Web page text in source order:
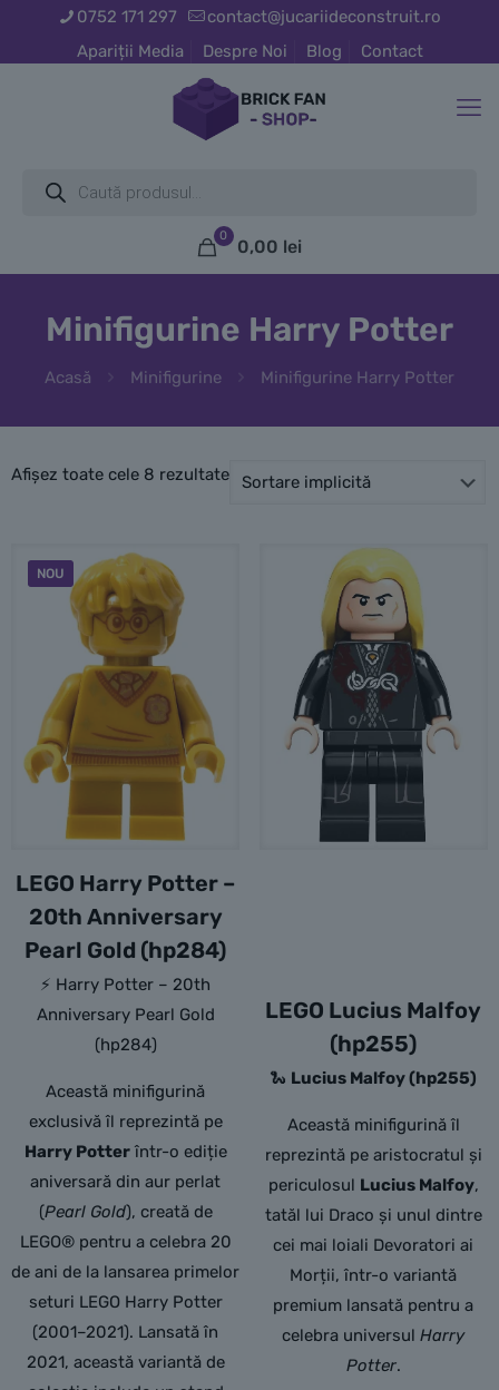
0752 171 297
contact@jucariideconstruit.ro
Apariții Media
Despre Noi Blog Contact
search
0
0,00 lei
Minifigurine Harry Potter
Acasă Minifigurine Minifigurine Harry Potter
Afișez toate cele 8 rezultate
NOU
LEGO Harry Potter –
20th Anniversary
Pearl Gold (hp284)
⚡ Harry Potter – 20th
Anniversary Pearl Gold
(hp284)
Această minifigurină
exclusivă îl reprezintă pe
Harry Potterîntr-o ediție
aniversară din aur perlat
(Pearl Gold), creată de
LEGO® pentru a celebra 20
de ani de la lansarea primelor
seturi LEGO Harry Potter
(2001–2021). Lansată în
2021, această variantă de
LEGO Lucius Malfoy
(hp255)
🐍 Lucius Malfoy (hp255)
Această minifigurină îl
reprezintă pe aristocratul și
periculosul Lucius Malfoy,
tatăl lui Draco și unul dintre
cei mai loiali Devoratori ai
Morții, într-o variantă
premium lansată pentru a
celebra universulHarry
Potter.